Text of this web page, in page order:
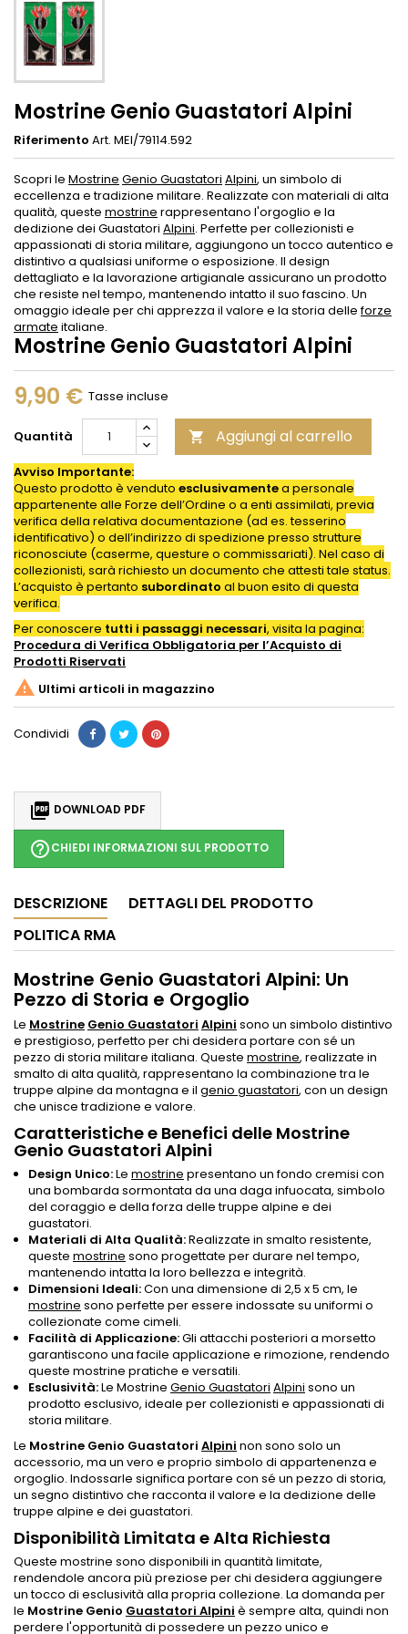
Mostrine Genio Guastatori Alpini
Riferimento Art. MEI/79114.592
Scopri le Mostrine Genio Guastatori Alpini, un simbolo di
eccellenza e tradizione militare. Realizzate con materiali di alta
qualità, queste mostrine rappresentano l'orgoglio e la
dedizione dei Guastatori Alpini. Perfette per collezionisti e
appassionati di storia militare, aggiungono un tocco autentico e
distintivo a qualsiasi uniforme o esposizione. Il design
dettagliato e la lavorazione artigianale assicurano un prodotto
che resiste nel tempo, mantenendo intatto il suo fascino. Un
omaggio ideale per chi apprezza il valore e la storia delleforze
armate italiane.
Mostrine Genio Guastatori Alpini
9,90 € Tasse incluse
Quantità  Aggiungi al carrello
Avviso Importante:
Questo prodotto è venduto esclusivamentea personale
appartenente alle Forze dell’Ordine o a enti assimilati, previa
verifica della relativa documentazione (ad es. tesserino
identificativo) o dell’indirizzo di spedizione presso strutture
riconosciute (caserme, questure o commissariati). Nel caso di
collezionisti, sarà richiesto un documento che attesti tale status.
L’acquisto è pertanto subordinato al buon esito di questa
verifica.
Per conoscere tutti i passaggi necessari, visita la pagina:
Procedura di Verifica Obbligatoria per l’Acquisto di
Prodotti Riservati
 Ultimi articoli in magazzino
Condividi
 DOWNLOAD PDF
help_outlineCHIEDI INFORMAZIONI SUL PRODOTTO
DESCRIZIONE
DETTAGLI DEL PRODOTTO
POLITICA RMA
Mostrine Genio Guastatori Alpini: Un
Pezzo di Storia e Orgoglio
Le Mostrine Genio Guastatori Alpini sono un simbolo distintivo
e prestigioso, perfetto per chi desidera portare con sé un
pezzo di storia militare italiana. Queste mostrine, realizzate in
smalto di alta qualità, rappresentano la combinazione tra le
truppe alpine da montagna e il genio guastatori, con un design
che unisce tradizione e valore.
Caratteristiche e Benefici delle Mostrine
Genio Guastatori Alpini
Design Unico:Le mostrine presentano un fondo cremisi con
una bombarda sormontata da una daga infuocata, simbolo
del coraggio e della forza delle truppe alpine e dei
guastatori.
Materiali di Alta Qualità:Realizzate in smalto resistente,
queste mostrine sono progettate per durare nel tempo,
mantenendo intatta la loro bellezza e integrità.
Dimensioni Ideali:Con una dimensione di 2,5 x 5 cm, le
mostrine sono perfette per essere indossate su uniformi o
collezionate come cimeli.
Facilità di Applicazione:Gli attacchi posteriori a morsetto
garantiscono una facile applicazione e rimozione, rendendo
queste mostrine pratiche e versatili.
Esclusività:Le Mostrine Genio Guastatori Alpini sono un
prodotto esclusivo, ideale per collezionisti e appassionati di
storia militare.
Le Mostrine Genio Guastatori Alpini non sono solo un
accessorio, ma un vero e proprio simbolo di appartenenza e
orgoglio. Indossarle significa portare con sé un pezzo di storia,
un segno distintivo che racconta il valore e la dedizione delle
truppe alpine e dei guastatori.
Disponibilità Limitata e Alta Richiesta
Queste mostrine sono disponibili in quantità limitate,
rendendole ancora più preziose per chi desidera aggiungere
un tocco di esclusività alla propria collezione. La domanda per
le Mostrine Genio Guastatori Alpini è sempre alta, quindi non
perdere l'opportunità di possedere un pezzo unico e